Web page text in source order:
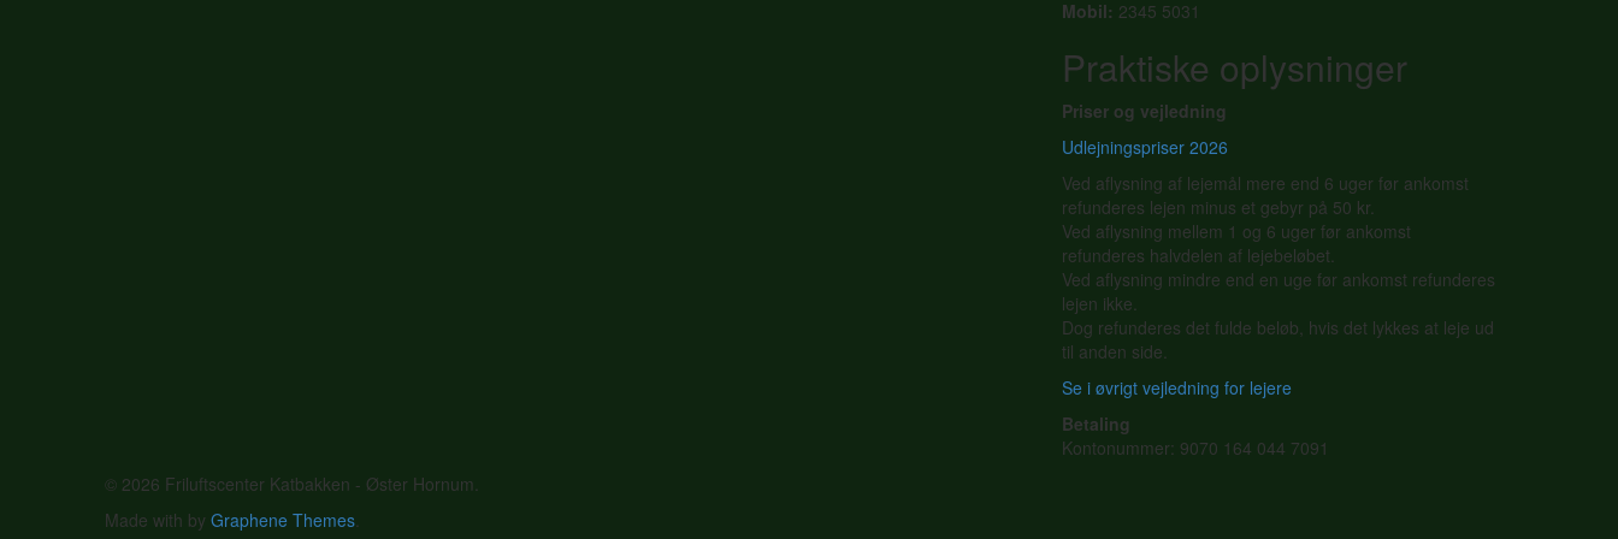
Mobil: 2345 5031
Praktiske oplysninger
Priser og vejledning
Udlejningspriser 2026
Ved aflysning af lejemål mere end 6 uger før ankomst
refunderes lejen minus et gebyr på 50 kr.
Ved aflysning mellem 1 og 6 uger før ankomst
refunderes halvdelen af lejebeløbet.
Ved aflysning mindre end en uge før ankomst refunderes
lejen ikke.
Dog refunderes det fulde beløb, hvis det lykkes at leje ud
til anden side.
Se i øvrigt vejledning for lejere
Betaling
Kontonummer: 9070 164 044 7091
© 2026 Friluftscenter Katbakken - Øster Hornum.
Made with by Graphene Themes.